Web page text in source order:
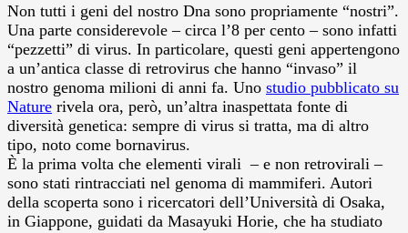
Non tutti i geni del nostro Dna sono propriamente “nostri”.
Una parte considerevole – circa l’8 per cento – sono infatti
“pezzetti” di virus. In particolare, questi geni appertengono
a un’antica classe di retrovirus che hanno “invaso” il
nostro genoma milioni di anni fa. Uno studio pubblicato su
Nature rivela ora, però, un’altra inaspettata fonte di
diversità genetica: sempre di virus si tratta, ma di altro
tipo, noto come bornavirus.
È la prima volta che elementi virali – e non retrovirali –
sono stati rintracciati nel genoma di mammiferi. Autori
della scoperta sono i ricercatori dell’Università di Osaka,
in Giappone, guidati da Masayuki Horie, che ha studiato